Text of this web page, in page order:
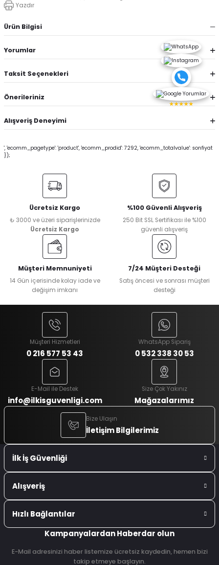
Yazdır
Ürün Bilgisi
Yorumlar
Taksit Seçenekleri
Önerileriniz
Alışveriş Deneyimi
', 'ecomm_pagetype': 'product', 'ecomm_prodid': 7292, 'ecomm_totalvalue': sonfiyat
});
Ücretsiz Kargo
₺ 3000 ve üzeri siparişlerinizde
Ücretsiz Kargo
%100 Güvenli Alışveriş
250 Bit SSL Sertifikası ile %100
güvenli alışveriş
Müşteri Memnuniyeti
14 Gün içerisinde kolay iade ve
değişim imkanı
7/24 Müşteri Desteği
Satış öncesi ve sonrası müşteri
desteği
Müşteri Hizmetleri
0 216 577 53 43
WhatsApp Sipariş
0 532 338 30 53
E-Mail ile Destek
info@ilkisguvenligi.com
Size Çok Yakınız
Mağazalarımız
Bize Ulaşın
İletişim Bilgilerimiz
İlk İş Güvenliği
Alışveriş
Hızlı Bağlantılar
★★★★★
Kampanyalardan Haberdar olun
E-Mail adresinizi haber listemize ücretsiz kaydedin, hemen bizi
takip etmeye başlayın.